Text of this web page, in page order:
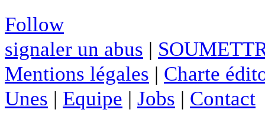
Follow
signaler un abus |
Mentions légales | Charte
Unes | Equipe | Jobs | Contact